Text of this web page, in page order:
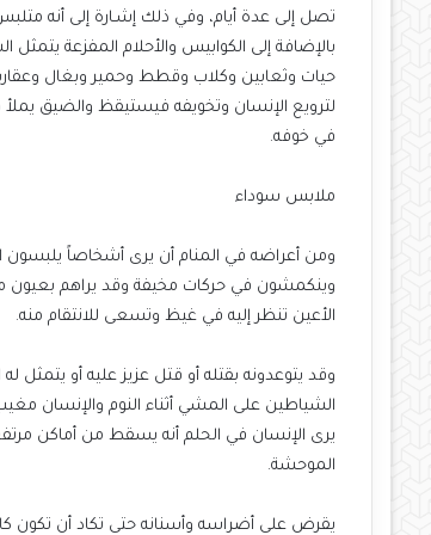
تصل إلى عدة أيام، وفي ذلك إشـارة إلى أنه
بالإضافة إلى الكوابيس والأحلام المفزعة
حيات وثعابين وكلاب وقطط وحمير وبغال
لترويع الإنسان وتخويفه فيستيقظ والضيق
في خوفه.
ملابس سوداء
ومن أعراضه في المنام أن يرى أشخاصاً يلبسون
وينكمشون في حركات مخيفة وقد يراهم بعيون
الأعين تنظر إليه في غيظ وتسعى للانتقام منه.
وقد يتوعدونه بقتله أو قتل عزيز عليه أو
الشياطين على المشي أثناء النوم والإنسان
يرى الإنسان في الحلم أنه يسقط من أماكن
الموحشة.
يقرض على أضراسه وأسنانه حتى تكاد أن تكون